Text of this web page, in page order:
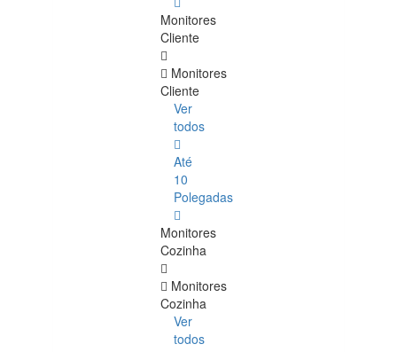
Monitores
Cliente
Monitores
Cliente
Ver
todos
Até
10
Polegadas
Monitores
Cozinha
Monitores
Cozinha
Ver
todos